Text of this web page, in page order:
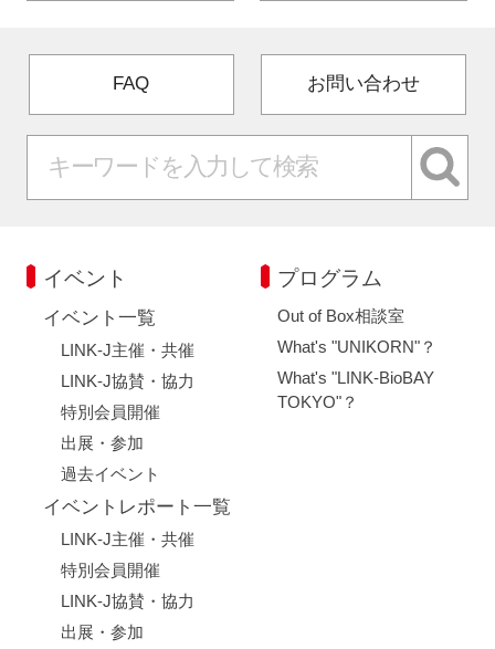
FAQ お問い合わせ
イベント
イベント一覧
LINK-J主催・共催
LINK-J協賛・協力
特別会員開催
出展・参加
過去イベント
イベントレポート一覧
LINK-J主催・共催
特別会員開催
LINK-J協賛・協力
出展・参加
プログラム
Out of Box相談室
What's "UNIKORN"？
What's "LINK-BioBAY
TOKYO"？